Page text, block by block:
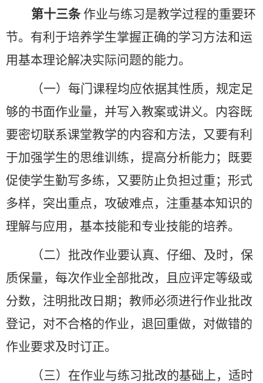
第十三条 作业与练习是教学过程的重要环
节。有利于培养学生掌握正确的学习方法和运
用基本理论解决实际问题的能力。
（一）每门课程均应依据其性质，规定足
够的书面作业量，并写入教案或讲义。内容既
要密切联系课堂教学的内容和方法，又要有利
于加强学生的思维训练，提高分析能力；既要
促使学生勤写多练，又要防止负担过重；形式
多样，突出重点，攻破难点，注重基本知识的
理解与应用，基本技能和专业技能的培养。
（二）批改作业要认真、仔细、及时，保
质保量，每次作业全部批改，且应评定等级或
分数，注明批改日期；教师必须进行作业批改
登记，对不合格的作业，退回重做，对做错的
作业要求及时订正。
（三）在作业与练习批改的基础上，适时